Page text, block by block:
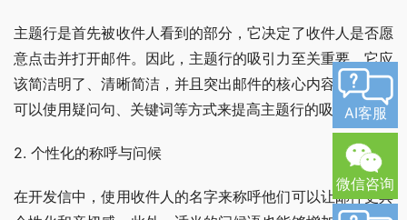
主题行是首先被收件人看到的部分，它决定了收件人是否愿
意点击并打开邮件。因此，主题行的吸引力至关重要。它应
该简洁明了、清晰简洁，并且突出邮件的核心内容。例如，
可以使用疑问句、关键词等方式来提高主题行的吸引力。
2. 个性化的称呼与问候
在开发信中，使用收件人的名字来称呼他们可以让邮件更具
AI客服
微信咨询